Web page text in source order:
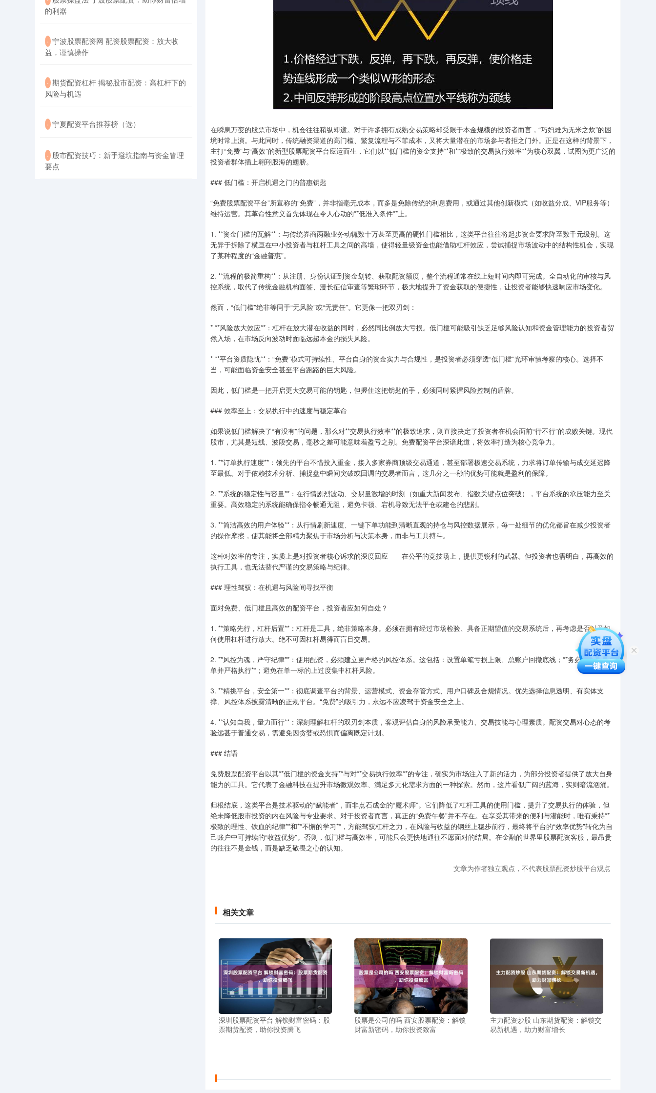
在瞬息万变的股票市场中，机会往往稍纵即逝。对于许多拥有成熟交易策略却受限于本金规模的投资者而言，“巧妇难为无米之炊”的困
境时常上演。与此同时，传统融资渠道的高门槛、繁复流程与不菲成本，又将大量潜在的市场参与者拒之门外。正是在这样的背景下，
主打“免费”与“高效”的新型股票配资平台应运而生，它们以**低门槛的资金支持**和**极致的交易执行效率**为核心双翼，试图为更广泛的
投资者群体插上翱翔股海的翅膀。
### 低门槛：开启机遇之门的普惠钥匙
“免费股票配资平台”所宣称的“免费”，并非指毫无成本，而多是免除传统的利息费用，或通过其他创新模式（如收益分成、VIP服务等）
维持运营。其革命性意义首先体现在令人心动的**低准入条件**上。
1. **资金门槛的瓦解**：与传统券商两融业务动辄数十万甚至更高的硬性门槛相比，这类平台往往将起步资金要求降至数千元级别。这
无异于拆除了横亘在中小投资者与杠杆工具之间的高墙，使得轻量级资金也能借助杠杆效应，尝试捕捉市场波动中的结构性机会，实现
了某种程度的“金融普惠”。
2. **流程的极简重构**：从注册、身份认证到资金划转、获取配资额度，整个流程通常在线上短时间内即可完成。全自动化的审核与风
控系统，取代了传统金融机构面签、漫长征信审查等繁琐环节，极大地提升了资金获取的便捷性，让投资者能够快速响应市场变化。
然而，“低门槛”绝非等同于“无风险”或“无责任”。它更像一把双刃剑：
* **风险放大效应**：杠杆在放大潜在收益的同时，必然同比例放大亏损。低门槛可能吸引缺乏足够风险认知和资金管理能力的投资者贸
然入场，在市场反向波动时面临远超本金的损失风险。
* **平台资质隐忧**：“免费”模式可持续性、平台自身的资金实力与合规性，是投资者必须穿透“低门槛”光环审慎考察的核心。选择不
当，可能面临资金安全甚至平台跑路的巨大风险。
因此，低门槛是一把开启更大交易可能的钥匙，但握住这把钥匙的手，必须同时紧握风险控制的盾牌。
### 效率至上：交易执行中的速度与稳定革命
如果说低门槛解决了“有没有”的问题，那么对**交易执行效率**的极致追求，则直接决定了投资者在机会面前“行不行”的成败关键。现代
股市，尤其是短线、波段交易，毫秒之差可能意味着盈亏之别。免费配资平台深谙此道，将效率打造为核心竞争力。
1. **订单执行速度**：领先的平台不惜投入重金，接入多家券商顶级交易通道，甚至部署极速交易系统，力求将订单传输与成交延迟降
至最低。对于依赖技术分析、捕捉盘中瞬间突破或回调的交易者而言，这几分之一秒的优势可能就是盈利的保障。
2. **系统的稳定性与容量**：在行情剧烈波动、交易量激增的时刻（如重大新闻发布、指数关键点位突破），平台系统的承压能力至关
重要。高效稳定的系统能确保指令畅通无阻，避免卡顿、宕机导致无法平仓或建仓的悲剧。
3. **简洁高效的用户体验**：从行情刷新速度、一键下单功能到清晰直观的持仓与风控数据展示，每一处细节的优化都旨在减少投资者
的操作摩擦，使其能将全部精力聚焦于市场分析与决策本身，而非与工具搏斗。
这种对效率的专注，实质上是对投资者核心诉求的深度回应——在公平的竞技场上，提供更锐利的武器。但投资者也需明白，再高效的
执行工具，也无法替代严谨的交易策略与纪律。
### 理性驾驭：在机遇与风险间寻找平衡
面对免费、低门槛且高效的配资平台，投资者应如何自处？
1. **策略先行，杠杆后置**：杠杆是工具，绝非策略本身。必须在拥有经过市场检验、具备正期望值的交易系统后，再考虑是否以及如
何使用杠杆进行放大。绝不可因杠杆易得而盲目交易。
2. **风控为魂，严守纪律**：使用配资，必须建立更严格的风控体系。这包括：设置单笔亏损上限、总账户回撤底线；**务必设置止损订
单并严格执行**；避免在单一标的上过度集中杠杆风险。
3. **精挑平台，安全第一**：彻底调查平台的背景、运营模式、资金存管方式、用户口碑及合规情况。优先选择信息透明、有实体支
撑、风控体系披露清晰的正规平台。“免费”的吸引力，永远不应凌驾于资金安全之上。
4. **认知自我，量力而行**：深刻理解杠杆的双刃剑本质，客观评估自身的风险承受能力、交易技能与心理素质。配资交易对心态的考
验远甚于普通交易，需避免因贪婪或恐惧而偏离既定计划。
### 结语
免费股票配资平台以其**低门槛的资金支持**与对**交易执行效率**的专注，确实为市场注入了新的活力，为部分投资者提供了放大自身
能力的工具。它代表了金融科技在提升市场微观效率、满足多元化需求方面的一种探索。然而，这片看似广阔的蓝海，实则暗流汹涌。
归根结底，这类平台是技术驱动的“赋能者”，而非点石成金的“魔术师”。它们降低了杠杆工具的使用门槛，提升了交易执行的体验，但
绝未降低股市投资的内在风险与专业要求。对于投资者而言，真正的“免费午餐”并不存在。在享受其带来的便利与潜能时，唯有秉持**
极致的理性、铁血的纪律**和**不懈的学习**，方能驾驭杠杆之力，在风险与收益的钢丝上稳步前行，最终将平台的“效率优势”转化为自
己账户中可持续的“收益优势”。否则，低门槛与高效率，可能只会更快地通往不愿面对的结局。在金融的世界里股票配资客服，最昂贵
的往往不是金钱，而是缺乏敬畏之心的认知。
文章为作者独立观点，不代表股票配资炒股平台观点
相关文章
深圳股票配资平台 解锁财富密码：股
票期货配资，助你投资腾飞
股票是公司的吗 西安股票配资：解锁
财富新密码，助你投资致富
主力配资炒股 山东期货配资：解锁交
易新机遇，助力财富增长
的利器
· ​宁波股票配资网 配资股票配资：放大收
益，谨慎操作
· ​期货配资杠杆 揭秘股市配资：高杠杆下的
风险与机遇
· ​宁夏配资平台推荐榜（选）
· ​股市配资技巧：新手避坑指南与资金管理
要点